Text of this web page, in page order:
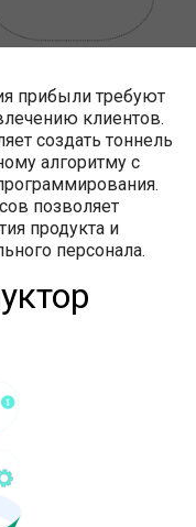
прибыли требуют
клиентов.
создать тоннель
алгоритму с
позволяет
продукта и
персонала.